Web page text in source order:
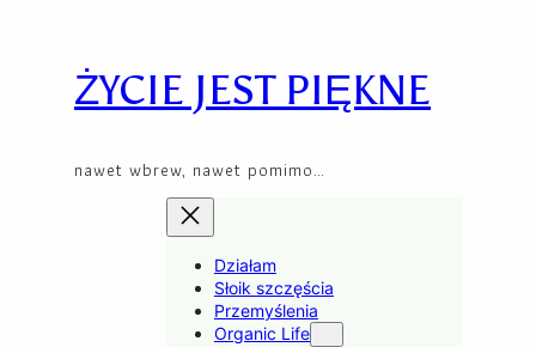
contentŻYCIE JEST PIĘKNE
nawet wbrew, nawet pomimo…
Działam
Słoik szczęścia
Przemyślenia
Organic Life